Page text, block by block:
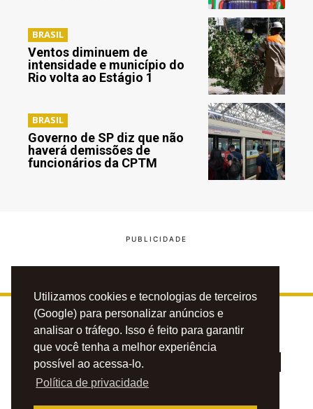
Utilizamos cookies e tecnologias de terceiros
(Google) para personalizar anúncios e
analisar o tráfego. Isso é feito para garantir
que você tenha a melhor experiência
possível ao acessa-lo.
Política de privacidade
BRASIL
Ventos diminuem de
intensidade e município do
Rio volta ao Estágio 1
BRASIL
Governo de SP diz que não
haverá demissões de
funcionários da CPTM